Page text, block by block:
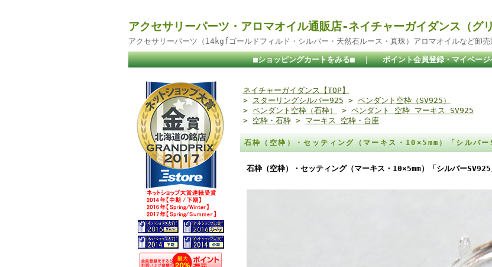
アクセサリーパーツ・アロマオイル通販店-ネイチャーガイダンス（グリ
アクセサリーパーツ（14kgfゴールドフィルド・シルバー・天然石ルース・真珠）アロマオイルなど卸売
■ショッピングカートをみる■ ｜ ポイント会員登録・マイペー
ネイチャーガイダンス【TOP】
> スターリングシルバー925 > ペンダント空枠（SV925）
> ペンダント空枠（石枠） > ペンダント 空枠 マーキス SV925
> 空枠・石枠> マーキス 空枠・台座
石枠（空枠）・セッティング（マーキス・10×5mm）「シルバ
石枠（空枠）・セッティング（マーキス・10×5mm）「シルバーSV925